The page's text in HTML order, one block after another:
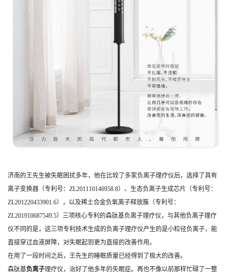
济南的王先生被失眠困扰多年，他在比较了多家负离子理疗仪后，选择了具有
离子变换器（专利号：ZL201110146958.8）、生态负离子生成芯片（专利号：
ZL201220433901.6），以及稀土合金负氧离子释放簇（专利号：
ZL201910687549.5）三项核心专利的森肽基负离子理疗仪，与其他负离子理疗
仪不同的是，这三项专利技术生成的负离子理疗仪产生的是小粒径负离子，能
直接穿过血液屏障，对失眠起到更为直接的改善作用。
在用了一段时间之后，王先生的睡眠质量已经得到了极大的改善。
森肽基负离子理疗仪，治好了他多年的失眠症。再也不像以前那样忙碌了一整